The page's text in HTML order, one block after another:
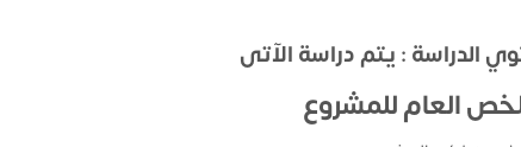
الدراسة : يتم دراسة الآتى
العام للمشروع